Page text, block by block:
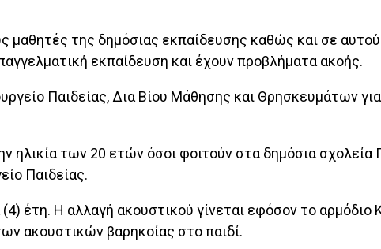
της δημόσιας εκπαίδευσης καθώς και σε
εκπαίδευση και έχουν προβλήματα ακοής.
Παι­δείας, Δια Βίου Μάθησης και Θρησκευμάτων
ηλικία των 20 ετών όσοι φοιτούν στα δημόσια
Παιδείας.
έτη. Η αλλαγή ακουστικού γίνεται εφόσον το
ακουστικών βαρηκοίας στο παιδί.